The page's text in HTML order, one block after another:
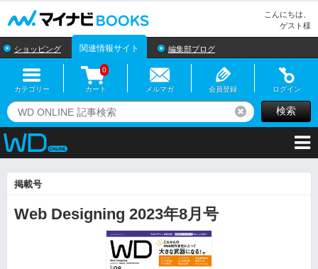
こんにちは、
ゲスト様
ショッピング 関連情報サイト 編集部ブログ
カテゴリー カート
0
メルマガ 会員登録 ログイン
リセット検索
掲載号
Web Designing 2023年8月号